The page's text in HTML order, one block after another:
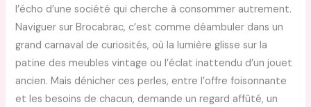
l’écho d’une société qui cherche à consommer autrement.
Naviguer sur Brocabrac, c’est comme déambuler dans un
grand carnaval de curiosités, où la lumière glisse sur la
patine des meubles vintage ou l’éclat inattendu d’un jouet
ancien. Mais dénicher ces perles, entre l’offre foisonnante
et les besoins de chacun, demande un regard affûté, un